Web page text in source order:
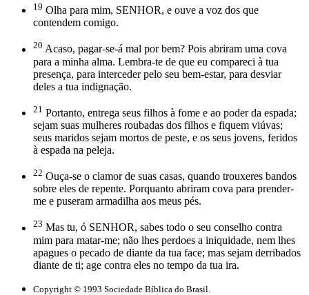
19 Olha para mim, SENHOR, e ouve a voz dos que
contendem comigo.
20 Acaso, pagar-se-á mal por bem? Pois abriram uma cova
para a minha alma. Lembra-te de que eu compareci à tua
presença, para interceder pelo seu bem-estar, para desviar
deles a tua indignação.
21 Portanto, entrega seus filhos à fome e ao poder da espada;
sejam suas mulheres roubadas dos filhos e fiquem viúvas;
seus maridos sejam mortos de peste, e os seus jovens, feridos
à espada na peleja.
22 Ouça-se o clamor de suas casas, quando trouxeres bandos
sobre eles de repente. Porquanto abriram cova para prender-
me e puseram armadilha aos meus pés.
23 Mas tu, ó SENHOR, sabes todo o seu conselho contra
mim para matar-me; não lhes perdoes a iniquidade, nem lhes
apagues o pecado de diante da tua face; mas sejam derribados
diante de ti; age contra eles no tempo da tua ira.
Copyright © 1993 Sociedade Bíblica do Brasil.